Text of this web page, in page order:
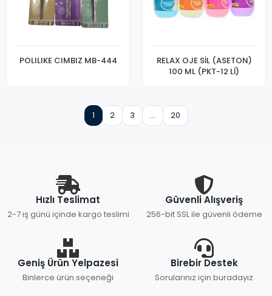
POLILIKE CIMBIZ MB-444
RELAX OJE SİL (ASETON)
100 ML (PKT-12 Lİ)
1 2 3 ... 20
Hızlı Teslimat
2-7 iş günü içinde kargo teslimi
Güvenli Alışveriş
256-bit SSL ile güvenli ödeme
Geniş Ürün Yelpazesi
Binlerce ürün seçeneği
Birebir Destek
Sorularınız için buradayız